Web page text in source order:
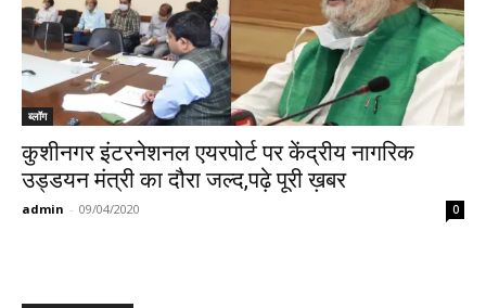
ब्लॉग
कुशीनगर इंटरनेशनल एयरपोर्ट पर केंद्रीय नागरिक
उड्डयन मंत्री का दौरा जल्द,पढ़े पूरी ख़बर
admin - 09/04/2020 0